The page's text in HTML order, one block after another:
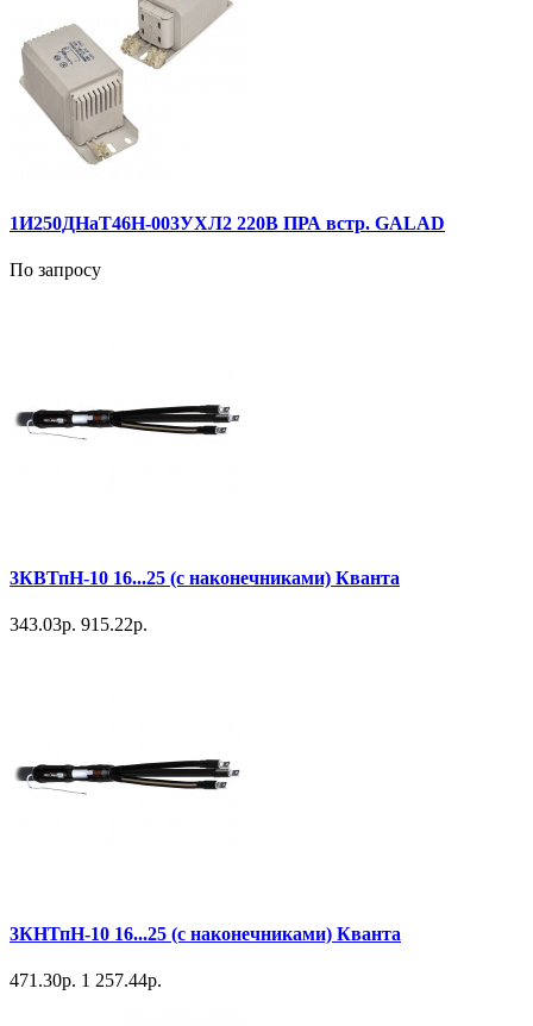
1И250ДНаТ46Н-003УХЛ2 220В ПРА встр. GALAD
По запросу
3КВТпН-10 16...25 (с наконечниками) Кванта
343.03р. 915.22р.
3КНТпН-10 16...25 (с наконечниками) Кванта
471.30р. 1 257.44р.